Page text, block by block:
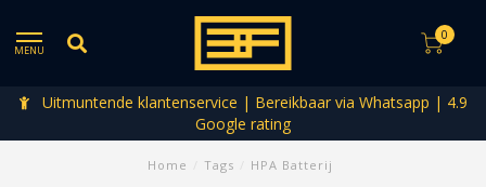
MENU
0
Uitmuntende klantenservice | Bereikbaar via Whatsapp | 4.9
Google rating
Home Tags HPA Batterij